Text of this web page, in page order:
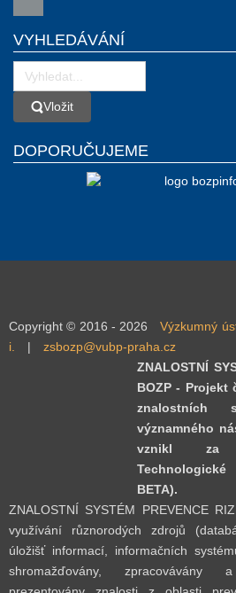
VYHLEDÁVÁNÍ
VložitVložit
DOPORUČUJEME
Copyright © 2016 - 2026
Výzkumný
i.
|
zsbozp@vubp-praha.cz
ZNALOSTNÍ
BOZP - Projekt
znalostních
významného
vznikl za
BETA).
ZNALOSTNÍ SYSTÉM PREVENCE
využívání různorodých zdrojů
úložišť informací, informačních
shromažďovány, zpracovávány